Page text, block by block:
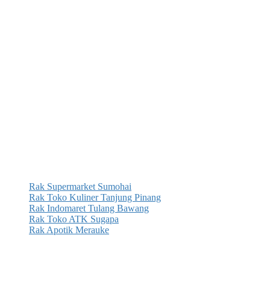
Rak Supermarket Sumohai
Rak Toko Kuliner Tanjung Pinang
Rak Indomaret Tulang Bawang
Rak Toko ATK Sugapa
Rak Apotik Merauke